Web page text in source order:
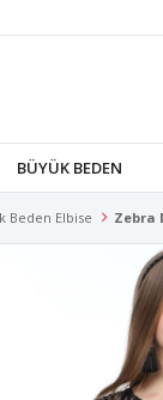
BÜYÜK BEDEN
Beden Elbise Zebra